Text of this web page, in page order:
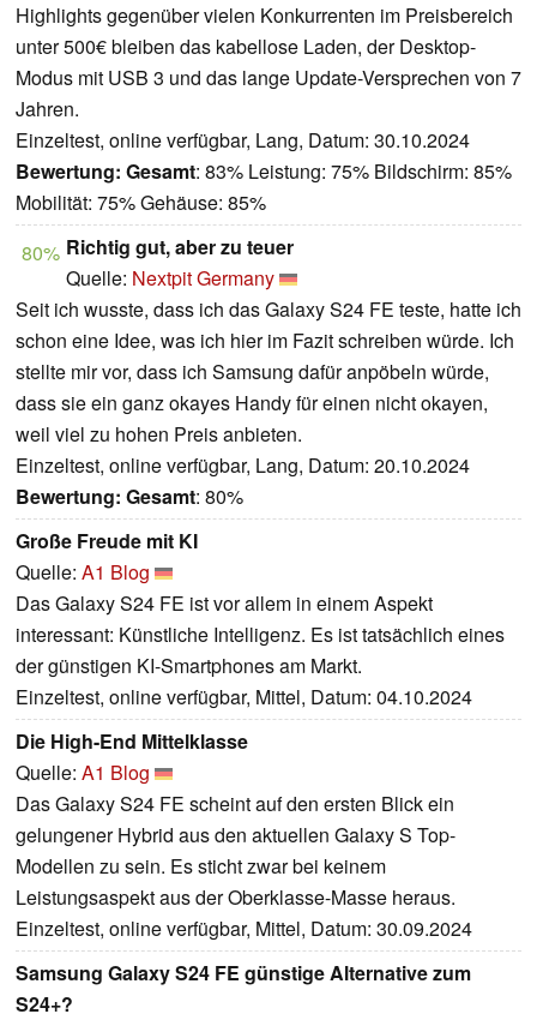
Highlights gegenüber vielen Konkurrenten im Preisbereich
unter 500€ bleiben das kabellose Laden, der Desktop-
Modus mit USB 3 und das lange Update-Versprechen von 7
Jahren.
Einzeltest, online verfügbar, Lang, Datum: 30.10.2024
Bewertung: Gesamt: 83% Leistung: 75% Bildschirm: 85%
Mobilität: 75% Gehäuse: 85%
80% Richtig gut, aber zu teuer
Quelle: Nextpit Germany
Seit ich wusste, dass ich das Galaxy S24 FE teste, hatte ich
schon eine Idee, was ich hier im Fazit schreiben würde. Ich
stellte mir vor, dass ich Samsung dafür anpöbeln würde,
dass sie ein ganz okayes Handy für einen nicht okayen,
weil viel zu hohen Preis anbieten.
Einzeltest, online verfügbar, Lang, Datum: 20.10.2024
Bewertung: Gesamt: 80%
Große Freude mit KI
Quelle: A1 Blog
Das Galaxy S24 FE ist vor allem in einem Aspekt
interessant: Künstliche Intelligenz. Es ist tatsächlich eines
der günstigen KI-Smartphones am Markt.
Einzeltest, online verfügbar, Mittel, Datum: 04.10.2024
Die High-End Mittelklasse
Quelle: A1 Blog
Das Galaxy S24 FE scheint auf den ersten Blick ein
gelungener Hybrid aus den aktuellen Galaxy S Top-
Modellen zu sein. Es sticht zwar bei keinem
Leistungsaspekt aus der Oberklasse-Masse heraus.
Einzeltest, online verfügbar, Mittel, Datum: 30.09.2024
Samsung Galaxy S24 FE günstige Alternative zum
S24+?